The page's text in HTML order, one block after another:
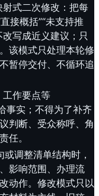
式二次修改：把每
接概括”“未支持推
写成近义建议；只
该模式只处理本轮修
暂停交付、不循环追
作要点等
事实；不得为了补齐
判断、受众称呼、角
任。
调整清单结构时，
影响范围、办理流
动作。修改模式只以